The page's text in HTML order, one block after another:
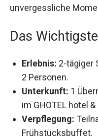
Erlebnis verspricht
Das
Erlebnis:
für 2 Personen.
Unterkunft: 1
Doppelzimmer im
Göttingen.